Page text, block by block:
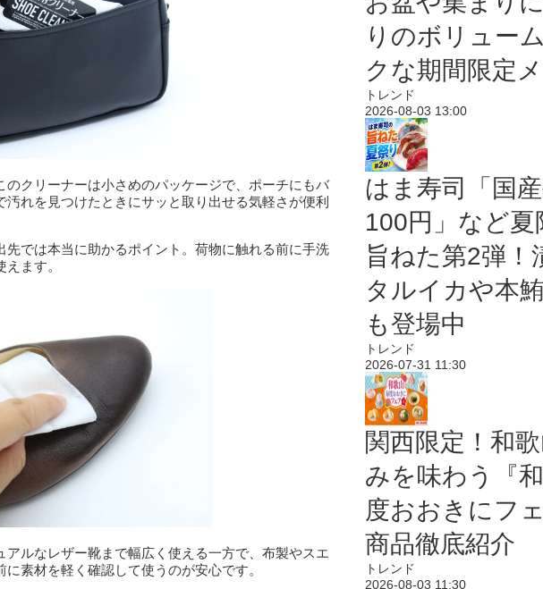
クリーナーは小さめのパッケージで、ポーチにもバ
れを見つけたときにサッと取り出せる気軽さが便利
では本当に助かるポイント。荷物に触れる前に手洗
ます。
ルなレザー靴まで幅広く使える一方で、布製やスエ
素材を軽く確認して使うのが安心です。
りのボリュー
クな期間限定
トレンド
2026-08-03 13:00
はま寿司「国
100円」など夏
旨ねた第2弾！
タルイカや本
も登場中
トレンド
2026-07-31 11:30
関西限定！和
みを味わう『
度おおきにフ
商品徹底紹介
トレンド
2026-08-03 11:30